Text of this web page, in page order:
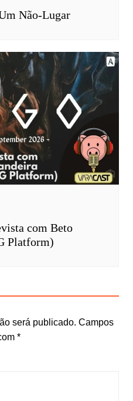
Não-Lugar
com Beto
Platform)
será publicado. Campos
*